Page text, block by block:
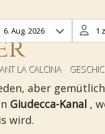
LA CALCINA
aber
Giudecca-Kanal ,
wird.